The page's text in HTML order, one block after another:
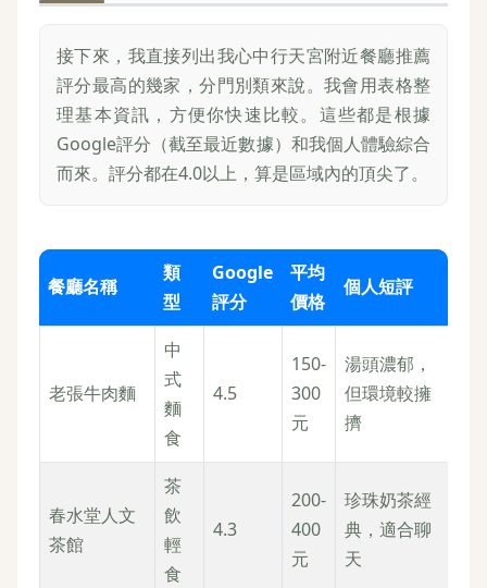
接下來，我直接列出我心中行天宮附近餐廳推薦
評分最高的幾家，分門別類來說。我會用表格整
理基本資訊，方便你快速比較。這些都是根據
Google評分（截至最近數據）和我個人體驗綜合
而來。評分都在4.0以上，算是區域內的頂尖了。
餐廳名稱
類
型
Google
評分
平均
價格
個人短評
老張牛肉麵
中
式
麵
食
4.5
150-
300
元
湯頭濃郁，
但環境較擁
擠
春水堂人文
茶館
茶
飲
輕
食
4.3
200-
400
元
珍珠奶茶經
典，適合聊
天